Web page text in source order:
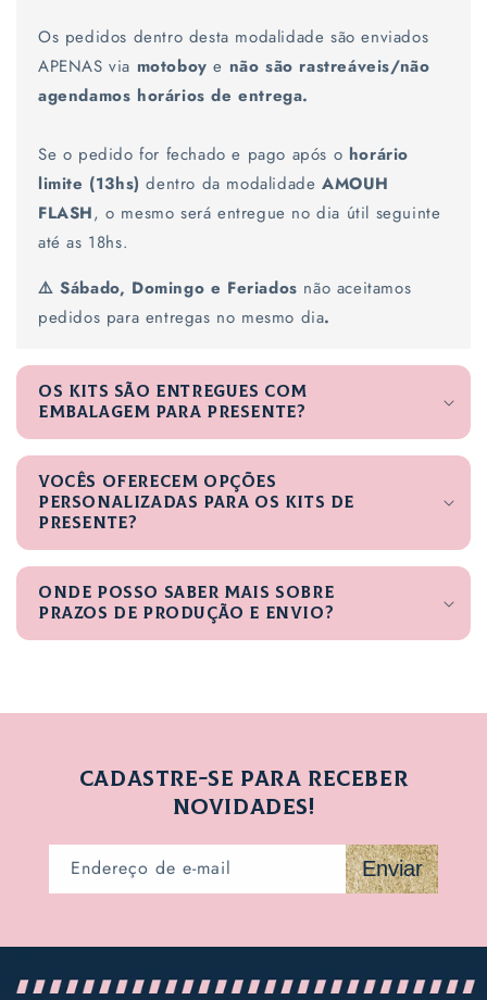
Os pedidos dentro desta modalidade são enviados
APENAS via motoboy e não são rastreáveis/não
agendamos horários de entrega.
Se o pedido for fechado e pago após o horário
limite (13hs) dentro da modalidadeAMOUH
FLASH, o mesmo será entregue no dia útil seguinte
até as 18hs.
⚠️ Sábado, Domingo e Feriados não aceitamos
pedidos para entregas no mesmo dia.
Os kits são entregues com
embalagem para presente?
Vocês oferecem opções
personalizadas para os kits de
presente?
Onde posso saber mais sobre
prazos de produção e envio?
CADASTRE-SE PARA RECEBER
NOVIDADES!
Endereço de e-mail Enviar